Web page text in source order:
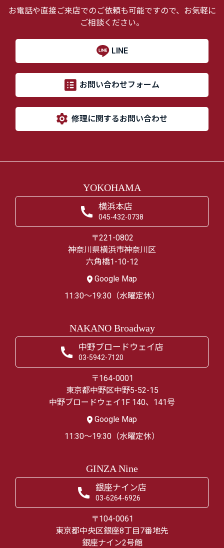
お電話や直接ご来店でのご依頼も可能ですので、お気軽に
ご相談ください。
LINE
お問い合わせフォーム
修理に関するお問い合わせ
YOKOHAMA
横浜本店
045-432-0738
〒221-0802
神奈川県横浜市神奈川区
六角橋1-10-12
Google Map
11:30～19:30（水曜定休）
NAKANO Broadway
中野ブロードウェイ店
03-5942-7120
〒164-0001
東京都中野区中野5-52-15
中野ブロードウェイ1F 140、141号
Google Map
11:30～19:30（水曜定休）
GINZA Nine
銀座ナイン店
03-6264-6926
〒104-0061
東京都中央区銀座8丁目7番地先
銀座ナイン2号館